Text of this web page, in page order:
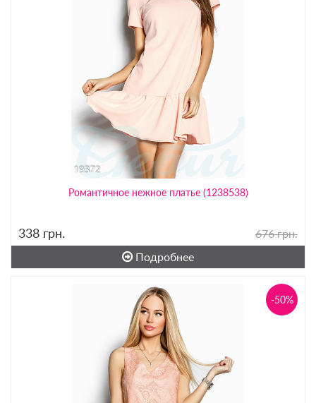
Романтичное нежное платье (1238538)
338 грн.
676 грн.
Подробнее
-50%